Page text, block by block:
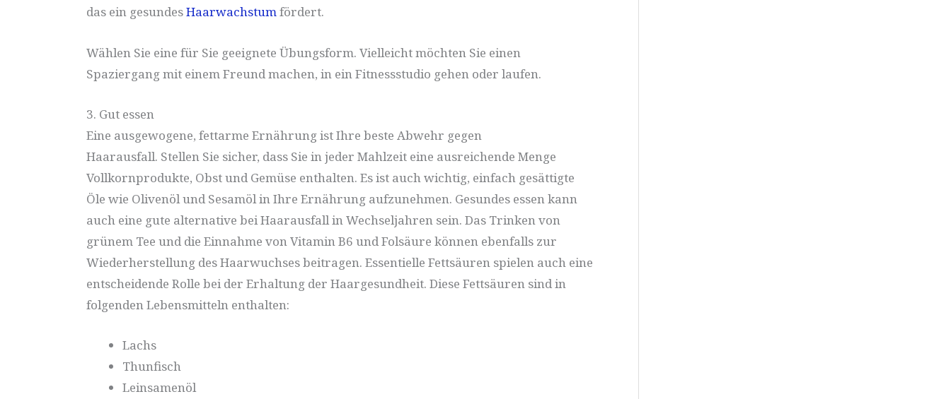
das ein gesundesHaarwachstumfördert.
Wählen Sie eine für Sie geeignete Übungsform. Vielleicht möchten Sie einen
Spaziergang mit einem Freund machen, in ein Fitnessstudio gehen oder laufen.
3. Gut essen
Eine ausgewogene, fettarme Ernährung ist Ihre beste Abwehr gegen
Haarausfall. Stellen Sie sicher, dass Sie in jeder Mahlzeit eine ausreichende Menge
Vollkornprodukte, Obst und Gemüse enthalten. Es ist auch wichtig, einfach gesättigte
Öle wie Olivenöl und Sesamöl in Ihre Ernährung aufzunehmen. Gesundes essen kann
auch eine gute alternative bei Haarausfall in Wechseljahren sein. Das Trinken von
grünem Tee und die Einnahme von Vitamin B6 und Folsäure können ebenfalls zur
Wiederherstellung des Haarwuchses beitragen. Essentielle Fettsäuren spielen auch eine
entscheidende Rolle bei der Erhaltung der Haargesundheit. Diese Fettsäuren sind in
folgenden Lebensmitteln enthalten:
Lachs
Thunfisch
Leinsamenöl